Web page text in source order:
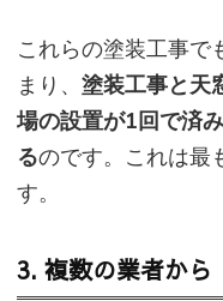
これらの塗装工事で
まり、 塗装工事と天
場の設置が1回で済
るのです。これは最
す。
3. 複数の業者から